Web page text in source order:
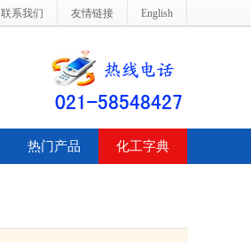
联系我们 友情链接 English
热门产品 化工字典